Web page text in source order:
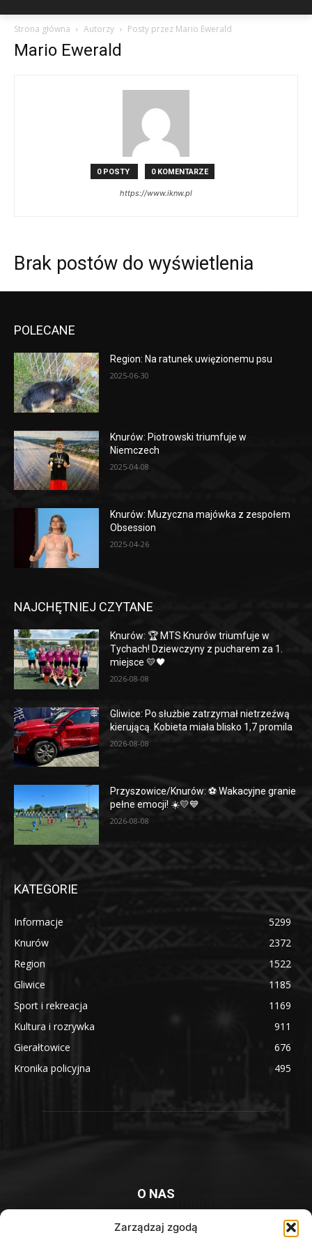
Zarządzaj zgodą
Strona główna Autorzy Posty przez Mario Ewerald
Mario Ewerald
0 POSTY 0 KOMENTARZE
https://www.iknw.pl
Brak postów do wyświetlenia
POLECANE
Region: Na ratunek uwięzionemu psu
2025-06-30
Knurów: Piotrowski triumfuje w
Niemczech
2025-04-08
Knurów: Muzyczna majówka z zespołem
Obsession
2025-04-26
NAJCHĘTNIEJ CZYTANE
Knurów: 🏆 MTS Knurów triumfuje w
Tychach! Dziewczyny z pucharem za 1.
miejsce 💛🖤
2026-08-08
Gliwice: Po służbie zatrzymał nietrzeźwą
kierującą. Kobieta miała blisko 1,7 promila
2026-08-08
Przyszowice/Knurów: ⚽️ Wakacyjne granie
pełne emocji! ☀️💛💙
2026-08-08
KATEGORIE
Informacje
5299
Knurów
2372
Region
1522
Gliwice
1185
Sport i rekreacja
1169
Kultura i rozrywka
911
Gierałtowice
676
Kronika policyjna
495
O NAS
Platforma informacyjna mieszkańców Knurowa i okolic